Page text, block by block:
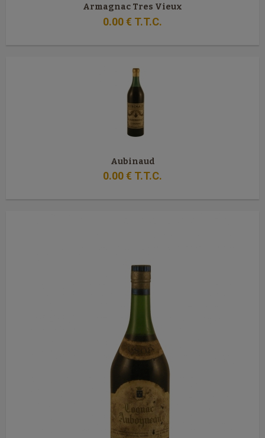
Armagnac Tres Vieux
0.00€ T.T.C.
Aubinaud
0.00€ T.T.C.